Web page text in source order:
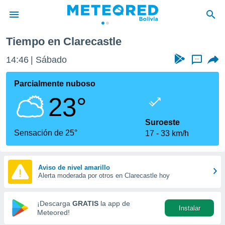
de
ha
que se
calidad.
a este
las
y
forma
digital
basada
Tiempo en Clarecastle
14:47 Sábado ...
Parcialmente nuboso
23°
Sensación de 25°
Suroeste
17
33 km/h
Aviso de nivel amarillo
Alerta moderada por otros en Clarecastle hoy
¡Descarga GRATIS la app de
Meteored!
Instalar